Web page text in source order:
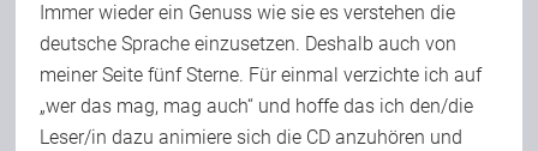
Immer wieder ein Genuss wie sie es verstehen die
deutsche Sprache einzusetzen. Deshalb auch von
meiner Seite fünf Sterne. Für einmal verzichte ich auf
„wer das mag, mag auch“ und hoffe das ich den/die
Leser/in dazu animiere sich die CD anzuhören und